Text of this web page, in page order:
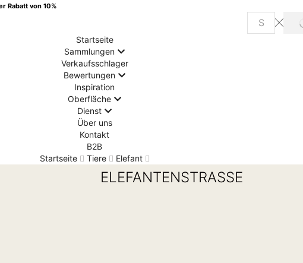
Rabatt von 10%
Startseite
Sammlungen
Verkaufsschlager
Bewertungen
Inspiration
Oberfläche
Dienst
Über uns
Kontakt
B2B
Startseite
Tiere
Elefant
ELEFANTENSTRASSE